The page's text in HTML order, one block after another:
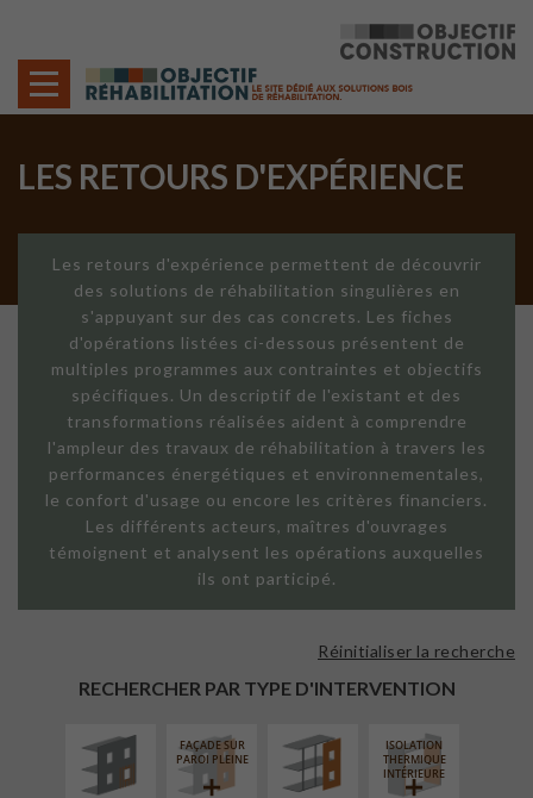
LES RETOURS D'EXPÉRIENCE
Les retours d'expérience permettent de découvrir
des solutions de réhabilitation singulières en
s'appuyant sur des cas concrets. Les fiches
d'opérations listées ci-dessous présentent de
multiples programmes aux contraintes et objectifs
spécifiques. Un descriptif de l'existant et des
transformations réalisées aident à comprendre
l'ampleur des travaux de réhabilitation à travers les
performances énergétiques et environnementales,
le confort d'usage ou encore les critères financiers.
Les différents acteurs, maîtres d'ouvrages
témoignent et analysent les opérations auxquelles
ils ont participé.
RECHERCHER PAR TYPE D'INTERVENTION
Réinitialiser la recherche
EXTÉRIEURE
FAÇADE SUR
PAROI PLEINE
FAÇADE SUR
LINÉAIRE
ISOLATION
THERMIQUE
INTÉRIEURE
RÉAMÉNAGEMENT
INTÉRIEUR
FERMETURE
LOGGIAS
RÉFECTION DES
TOITURES
SURÉLÉVATION
EXTENSION